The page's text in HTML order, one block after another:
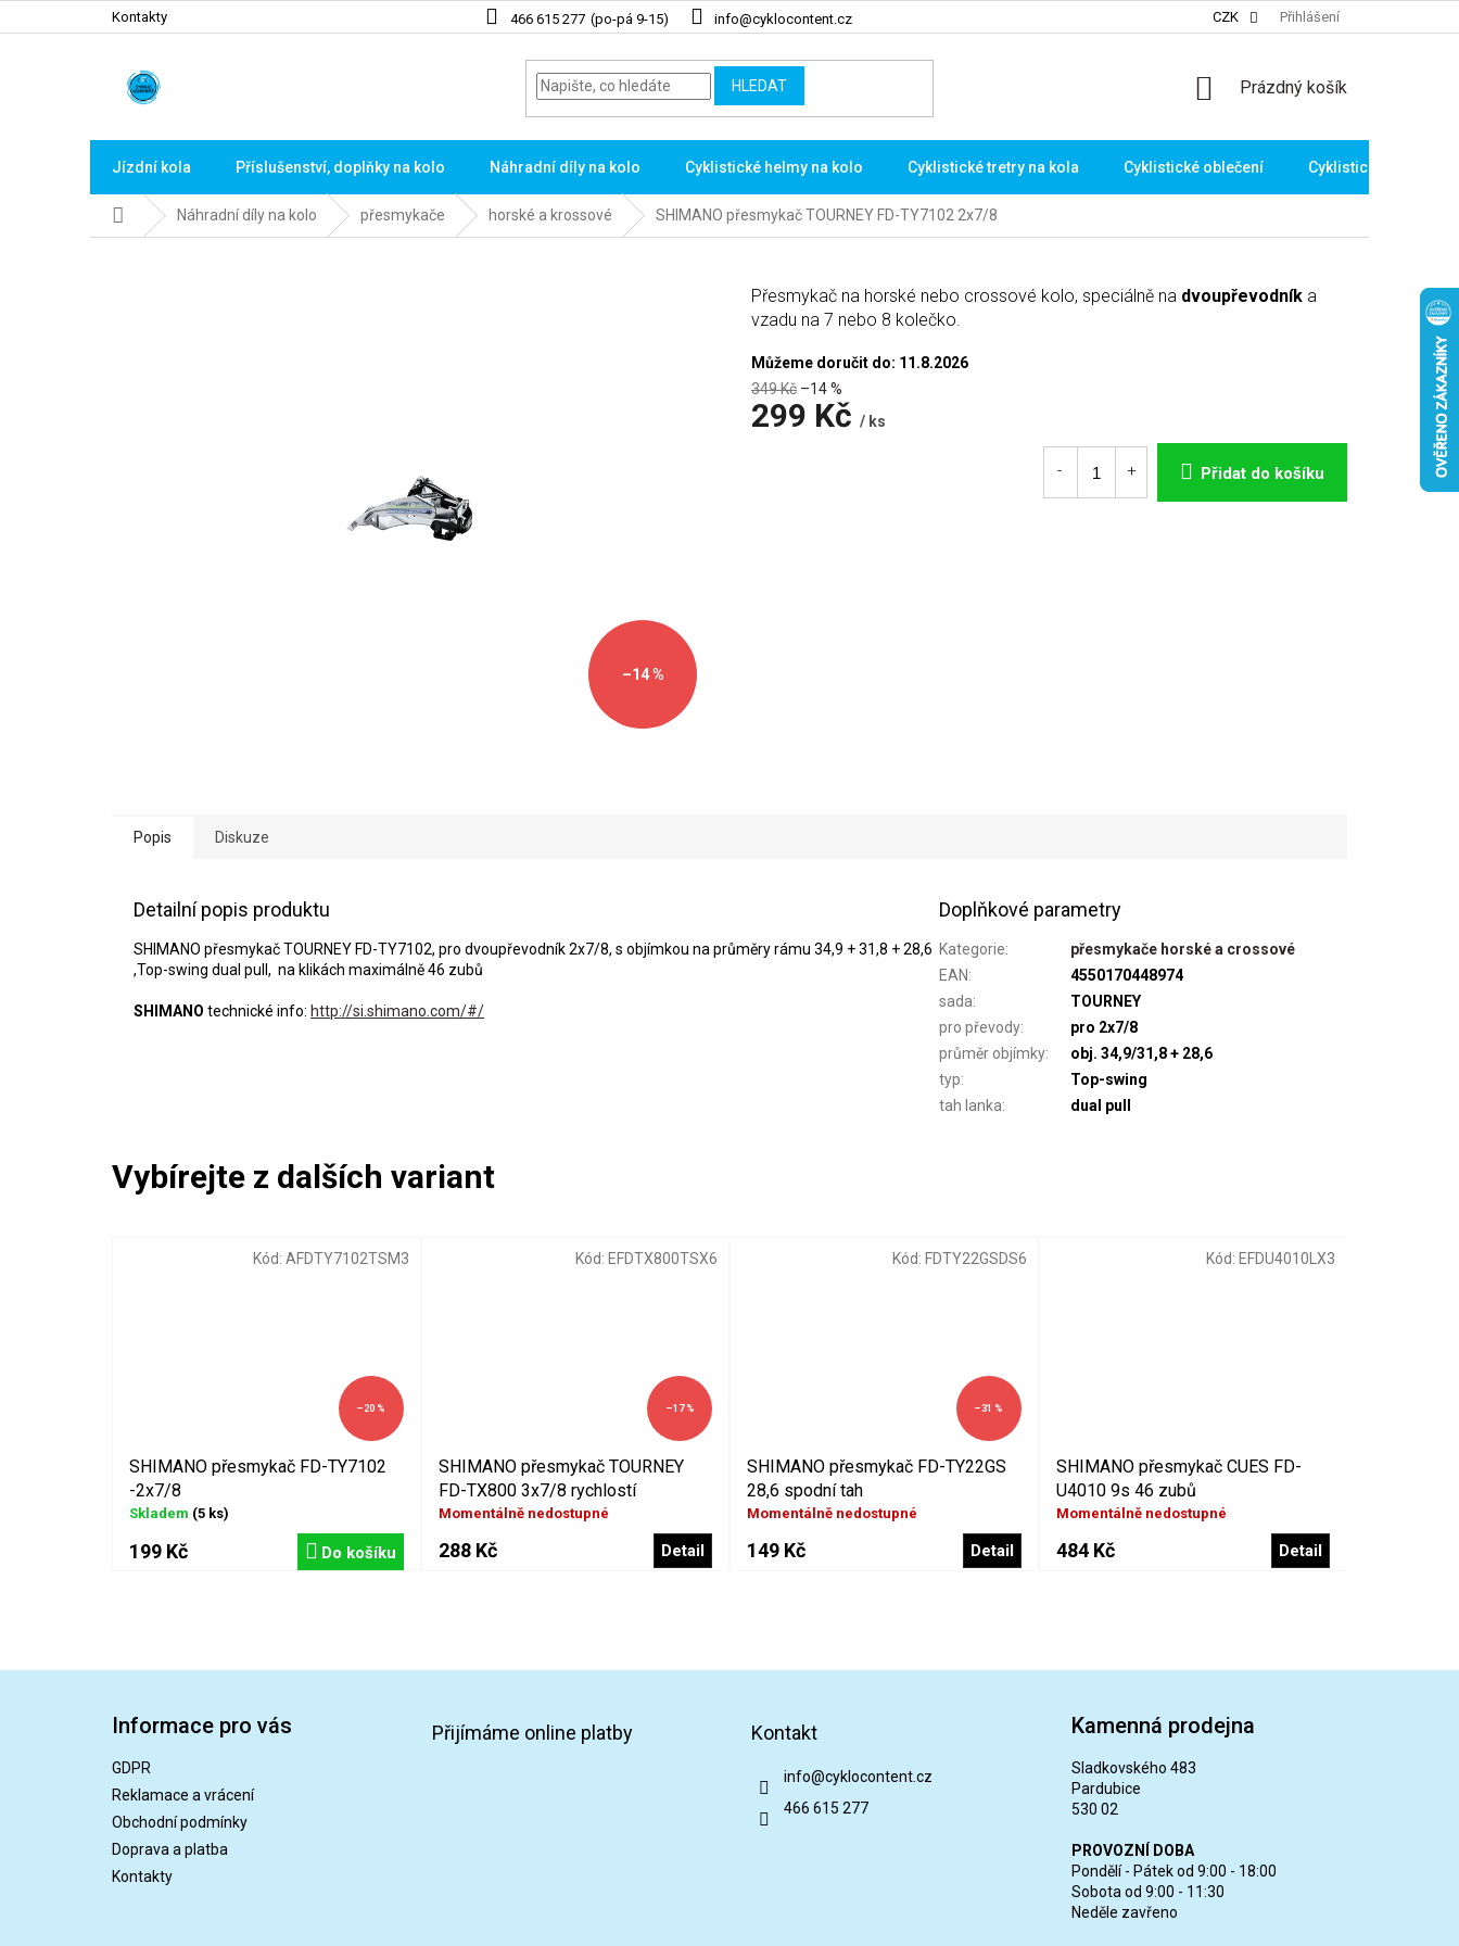
na
466 615 277 info@cyklocontent.cz
Kontakty CZK Přihlášení
HLEDAT
NÁKUPNÍ
Prázdný košík
Jízdní kola Příslušenství, doplňky na kolo Náhradní díly na kolo Cyklistické helmy na kolo Cyklistické tretry na kola Cyklistické oblečení Cyklistické brýle
Domů Náhradní díly na kolo přesmykače horské a krossové SHIMANO přesmykač TOURNEY FD-TY7102 2x7/8
–14 %
349 Kč –14 %
299 Kč / ks
Můžeme doručit do: 11.8.2026
Přidat do košíku
Přesmykač na horské nebo crossové kolo, speciálně na dvoupřevodník a
vzadu na 7 nebo 8 kolečko.
Popis Diskuze
Detailní popis produktu
SHIMANO přesmykač TOURNEY FD-TY7102, pro dvoupřevodník 2x7/8, s objímkou na průměry rámu 34,9 + 31,8 + 28,6
,Top-swing dual pull, na klikách maximálně 46 zubů
SHIMANO technické info: http://si.shimano.com/#/
Doplňkové parametry
Kategorie:
přesmykače horské a crossové
EAN:
4550170448974
sada:
TOURNEY
pro převody:
pro 2x7/8
průměr objímky:
obj. 34,9/31,8 + 28,6
typ:
Top-swing
tah lanka: dual pull
–20 %
SHIMANO přesmykač FD-TY7102
-2x7/8
Skladem (5 ks)
199 Kč Do košíku
Kód: AFDTY7102TSM3
–17 %
SHIMANO přesmykač TOURNEY
FD-TX800 3x7/8 rychlostí
Momentálně nedostupné
288 Kč Detail
Kód: EFDTX800TSX6
–31 %
SHIMANO přesmykač FD-TY22GS
28,6 spodní tah
Momentálně nedostupné
149 Kč Detail
Kód: FDTY22GSDS6
SHIMANO přesmykač CUES FD-
U4010 9s 46 zubů
Momentálně nedostupné
484 Kč Detail
Kód: EFDU4010LX3
Informace pro vás
GDPR
Reklamace a vrácení
Obchodní podmínky
Doprava a platba
Kontakty
Přijímáme online platby Kontakt
info@cyklocontent.cz
466 615 277
Kamenná prodejna
Sladkovského 483
Pardubice
530 02
PROVOZNÍ DOBA
Pondělí - Pátek od 9:00 - 18:00
Sobota od 9:00 - 11:30
Neděle zavřeno